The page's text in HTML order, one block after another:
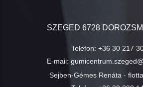
SZEGED 6728
Telefon: +36 30 217
E-mail:
Sejben-Gémes Renáta -